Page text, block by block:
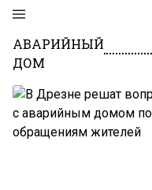
АВАРИЙНЫЙ
ДОМ